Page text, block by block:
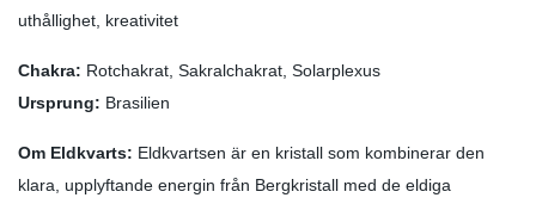
uthållighet, kreativitet
Chakra: Rotchakrat, Sakralchakrat, Solarplexus
Ursprung: Brasilien
Om Eldkvarts: Eldkvartsen är en kristall som kombinerar den
klara, upplyftande energin från Bergkristall med de eldiga